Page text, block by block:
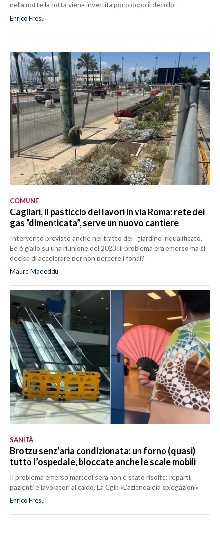
nella notte la rotta viene invertita poco dopo il decollo
Enrico Fresu
COMUNE
Cagliari, il pasticcio dei lavori in via Roma: rete del
gas “dimenticata”, serve un nuovo cantiere
Intervento previsto anche nel tratto del “giardino” riqualificato.
Ed è giallo su una riunione del 2023: il problema era emerso ma si
decise di accelerare per non perdere i fondi?
Mauro Madeddu
SANITÀ
Brotzu senz’aria condizionata: un forno (quasi)
tutto l’ospedale, bloccate anche le scale mobili
Il problema emerso martedì sera non è stato risolto: reparti,
pazienti e lavoratori al caldo. La Cgil: «L’azienda dia spiegazioni»
Enrico Fresu